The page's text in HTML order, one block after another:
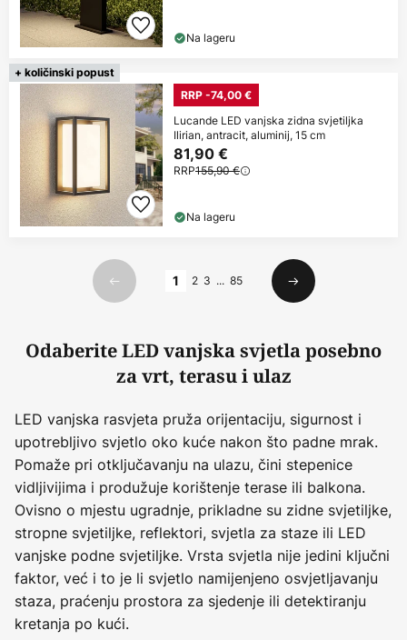
Na lageru
+ količinski popust
RRP -74,00 €
Lucande LED vanjska zidna svjetiljka
Ilirian, antracit, aluminij, 15 cm
81,90 €
RRP155,90 €
Na lageru
Prethodno
1 2 3 ... 85
Sljedeći
Odaberite LED vanjska svjetla posebno
za vrt, terasu i ulaz
LED vanjska rasvjeta pruža orijentaciju, sigurnost i
upotrebljivo svjetlo oko kuće nakon što padne mrak.
Pomaže pri otključavanju na ulazu, čini stepenice
vidljivijima i produžuje korištenje terase ili balkona.
Ovisno o mjestu ugradnje, prikladne su zidne svjetiljke,
stropne svjetiljke, reflektori, svjetla za staze ili LED
vanjske podne svjetiljke. Vrsta svjetla nije jedini ključni
faktor, već i to je li svjetlo namijenjeno osvjetljavanju
staza, praćenju prostora za sjedenje ili detektiranju
kretanja po kući.